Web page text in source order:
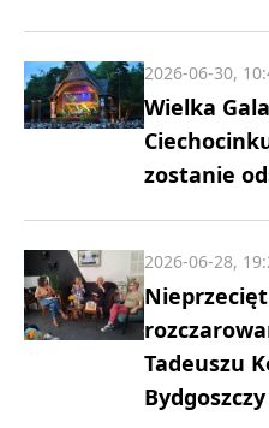
Wielka
zostanie
2026-06-30,
Tadeuszu
Bydgoszczy
2026-06-28,